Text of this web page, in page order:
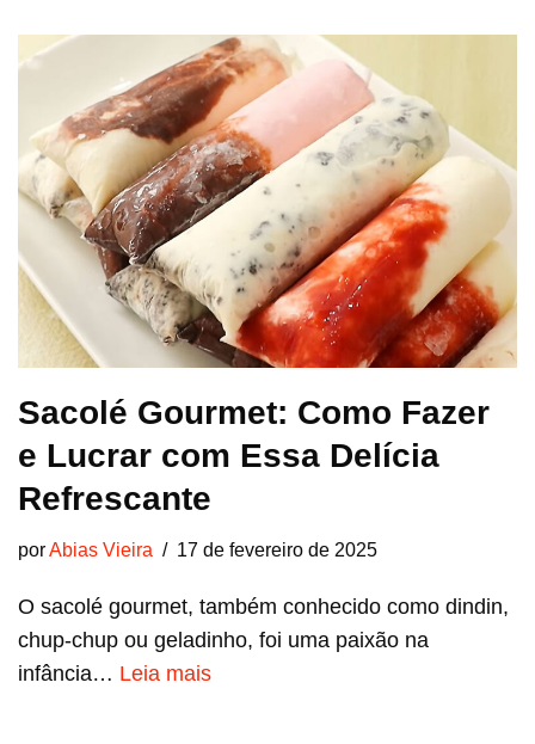
Sacolé Gourmet: Como Fazer
e Lucrar com Essa Delícia
Refrescante
porAbias Vieira 17 de fevereiro de 2025
O sacolé gourmet, também conhecido como dindin,
chup-chup ou geladinho, foi uma paixão na
infância… Leia mais